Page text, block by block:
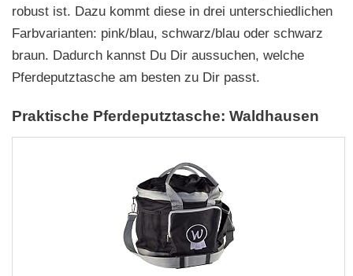
robust ist. Dazu kommt diese in drei unterschiedlichen
Farbvarianten: pink/blau, schwarz/blau oder schwarz
braun. Dadurch kannst Du Dir aussuchen, welche
Pferdeputztasche am besten zu Dir passt.
Praktische Pferdeputztasche: Waldhausen